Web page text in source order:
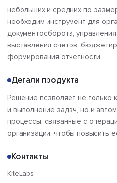
небольших и средних по
необходим инструмент для
документооборота,
выставления счетов,
формирования отчётности.
Детали продукта
Решение позволяет не только
и выполнение задач, но и
процессы, связанные с
организации, чтобы повысить
Контакты
KiteLabs